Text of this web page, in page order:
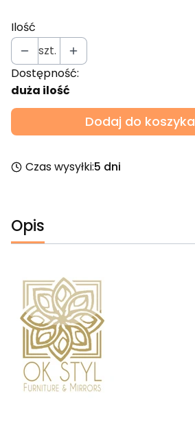
Ilość
szt.
Dostępność:
duża ilość
Dodaj do koszyka
Czas wysyłki:5 dni
Opis